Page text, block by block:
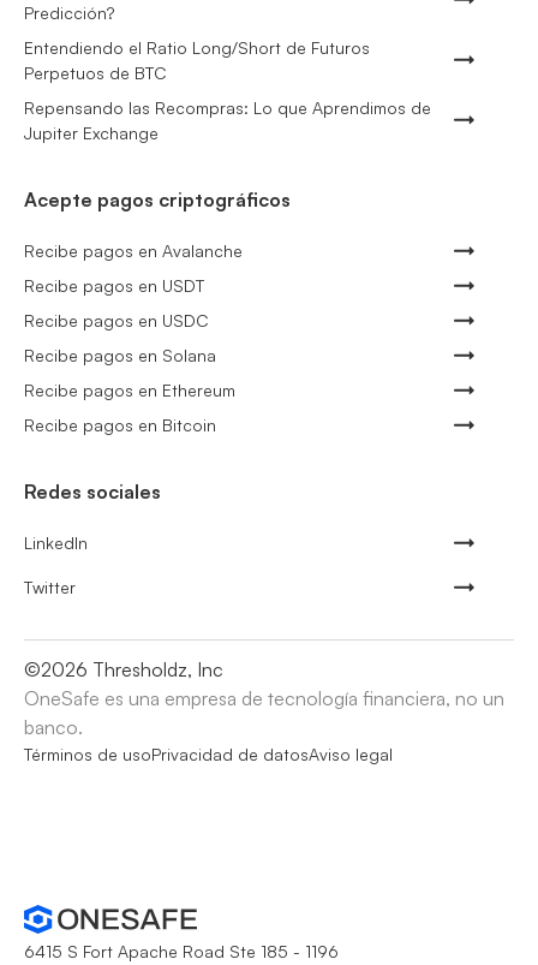
Predicción?
Entendiendo el Ratio Long/Short de Futuros
Perpetuos de BTC
Repensando las Recompras: Lo que Aprendimos de
Jupiter Exchange
Acepte pagos criptográficos
Recibe pagos en Avalanche
Recibe pagos en USDT
Recibe pagos en USDC
Recibe pagos en Solana
Recibe pagos en Ethereum
Recibe pagos en Bitcoin
Redes sociales
LinkedIn
Twitter
©2026 Thresholdz, Inc
OneSafe es una empresa de tecnología financiera, no un
banco.
Términos de usoPrivacidad de datosAviso legal
6415 S Fort Apache Road Ste 185 - 1196